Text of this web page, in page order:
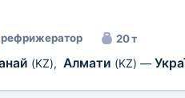
рефрижератор 20 т
(KZ), Алмати (KZ) —